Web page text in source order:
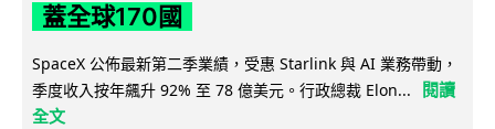
蓋全球170國
SpaceX 公佈最新第二季業績，受惠 Starlink 與 AI 業務帶動，
季度收入按年飆升 92% 至 78 億美元。行政總裁 Elon...
閱讀
全文